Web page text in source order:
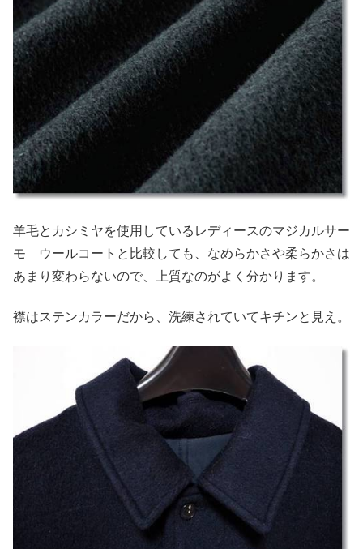
羊毛とカシミヤを使用しているレディースのマジカルサー
モ ウールコートと比較しても、なめらかさや柔らかさは
あまり変わらないので、上質なのがよく分かります。
襟はステンカラーだから、洗練されていてキチンと見え。